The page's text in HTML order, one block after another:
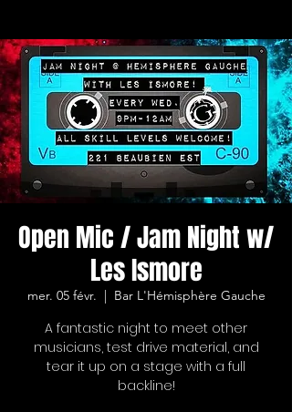
Open Mic / Jam Night w/
Les Ismore
mer. 05 févr. Bar L'Hémisphère Gauche
A fantastic night to meet other
musicians, test drive material, and
tear it up on a stage with a full
backline!